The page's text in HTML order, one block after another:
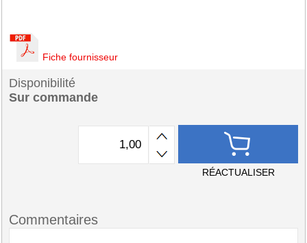
Fiche fournisseur
Disponibilité
Sur commande
RÉACTUALISER
Commentaires